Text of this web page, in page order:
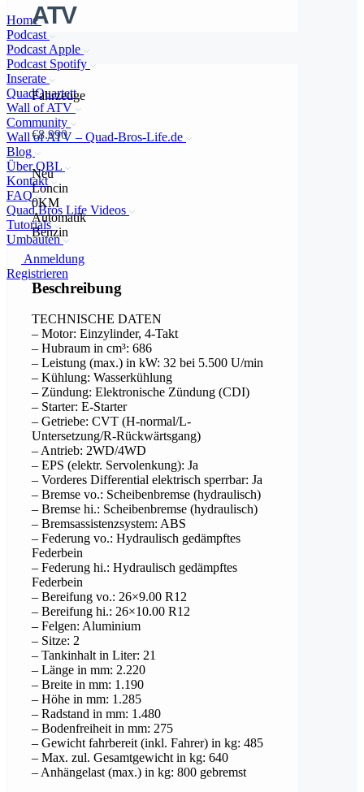
Home
Podcast
Podcast Apple
Podcast Spotify
Inserate
QuadQuartett
Wall of ATV
Community
Wall of ATV – Quad-Bros-Life.de
Blog
Über QBL
Kontakt
FAQ
Quad Bros Life Videos
Tutorials
Umbauten
Anmeldung
Registrieren
ATV
Fahrzeuge
€8.990
Neu
Loncin
0KM
Automatik
Benzin
Beschreibung
TECHNISCHE DATEN
– Motor: Einzylinder, 4-Takt
– Hubraum in cm³: 686
– Leistung (max.) in kW: 32 bei 5.500 U/min
– Kühlung: Wasserkühlung
– Zündung: Elektronische Zündung (CDI)
– Starter: E-Starter
– Getriebe: CVT (H-normal/L-
Untersetzung/R-Rückwärtsgang)
– Antrieb: 2WD/4WD
– EPS (elektr. Servolenkung): Ja
– Vorderes Differential elektrisch sperrbar: Ja
– Bremse vo.: Scheibenbremse (hydraulisch)
– Bremse hi.: Scheibenbremse (hydraulisch)
– Bremsassistenzsystem: ABS
– Federung vo.: Hydraulisch gedämpftes
Federbein
– Federung hi.: Hydraulisch gedämpftes
Federbein
– Bereifung vo.: 26×9.00 R12
– Bereifung hi.: 26×10.00 R12
– Felgen: Aluminium
– Sitze: 2
– Tankinhalt in Liter: 21
– Länge in mm: 2.220
– Breite in mm: 1.190
– Höhe in mm: 1.285
– Radstand in mm: 1.480
– Bodenfreiheit in mm: 275
– Gewicht fahrbereit (inkl. Fahrer) in kg: 485
– Max. zul. Gesamtgewicht in kg: 640
– Anhängelast (max.) in kg: 800 gebremst